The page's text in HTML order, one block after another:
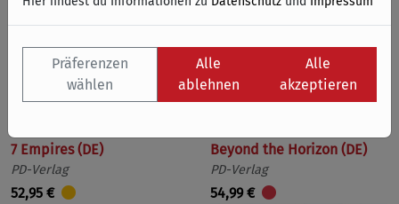
7 Empires (DE)
PD-Verlag
52,95 €
Beyond the Horizon (DE)
PD-Verlag
54,99 €
Präferenzen
wählen
Alle
ablehnen
Alle
akzeptieren